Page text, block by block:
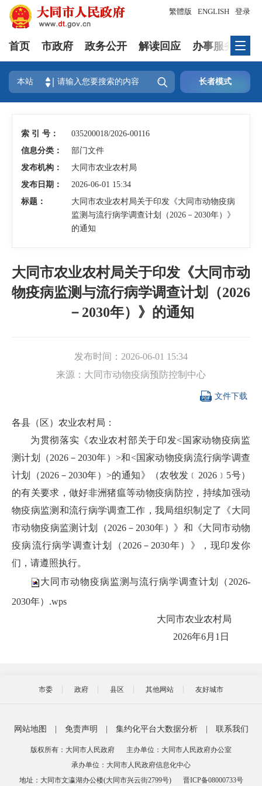
登录
繁體版 ENGLISH
首页 市政府 政务公开 解读回应 办事服务
本站  长者模式
索 引 号：
035200018/2026-00116
信息分类：
部门文件
发布机构：
大同市农业农村局
发布日期：
2026-06-01 15:34
标题：
大同市农业农村局关于印发《大同市动物疫病
监测与流行病学调查计划（2026－2030年）》
的通知
大同市农业农村局关于印发《大同市动
物疫病监测与流行病学调查计划（2026
－2030年）》的通知
发布时间： 2026-06-01 15:34
来源： 大同市动物疫病预防控制中心
 文件下载
各县（区）农业农村局：
为贯彻落实《农业农村部关于印发<国家动物疫病监
测计划（2026－2030年）>和<国家动物疫病流行病学调查
计划（2026－2030年）>的通知》（农牧发﹝2026﹞5号）
的有关要求，做好非洲猪瘟等动物疫病防控，持续加强动
物疫病监测和流行病学调查工作，我局组织制定了《大同
市动物疫病监测计划（2026－2030年）》和《大同市动物
疫病流行病学调查计划（2026－2030年）》，现印发你
们，请遵照执行。
大同市动物疫病监测与流行病学调查计划（2026-
2030年）.wps
大同市农业农村局
2026年6月1日
市委 政府 县区 其他网站 友好城市
网站地图 免责声明 集约化平台大数据分析 联系我们
版权所有：大同市人民政府
主办单位：大同市人民政府办公室
承办单位：大同市人民政府信息化中心
地址：大同市文瀛湖办公楼(大同市兴云街2799号)
晋ICP备08000733号